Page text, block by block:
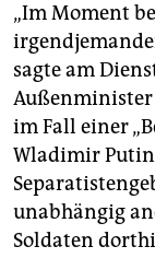
„Im Moment
sagte am
Außenminister
im Fall einer
Wladimir
unabhängig
Soldaten